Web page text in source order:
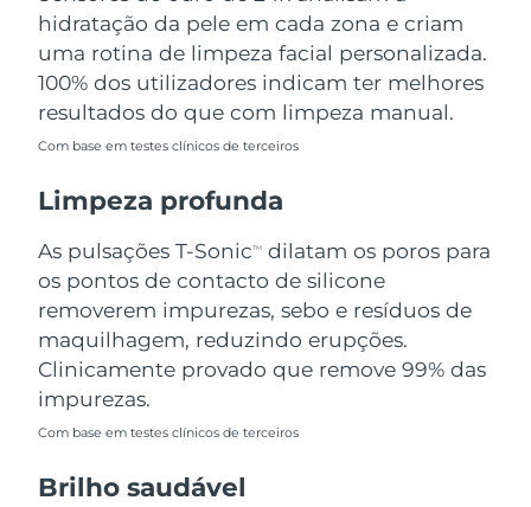
hidratação da pele em cada zona e criam
uma rotina de limpeza facial personalizada.
100% dos utilizadores indicam ter melhores
resultados do que com limpeza manual.
Com base em testes clínicos de terceiros
Limpeza profunda
As pulsações T-SonicTM
dilatam os poros para
os pontos de contacto de silicone
removerem impurezas, sebo e resíduos de
maquilhagem, reduzindo erupções.
Clinicamente provado que remove 99% das
impurezas.
Com base em testes clínicos de terceiros
Brilho saudável
Omã Entrega prevista8/14/26
Filipinas Entrega prevista
Entrega prevista
Portugal
Porto Rico
Catar
Reunião Entrega prevista
Romênia